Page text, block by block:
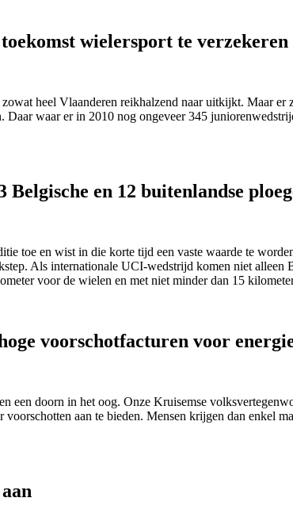
wielersport te verzekeren
heel Vlaanderen reikhalzend naar uitkijkt. Maar
waar er in 2010 nog ongeveer 345
en 12 buitenlandse
toe en wist in die korte tijd een vaste waarde te
Als internationale UCI-wedstrijd komen niet alleen
voor de wielen en met niet minder dan 15
voorschotfacturen voor
een doorn in het oog. Onze Kruisemse
aan te bieden. Mensen krijgen dan enkel